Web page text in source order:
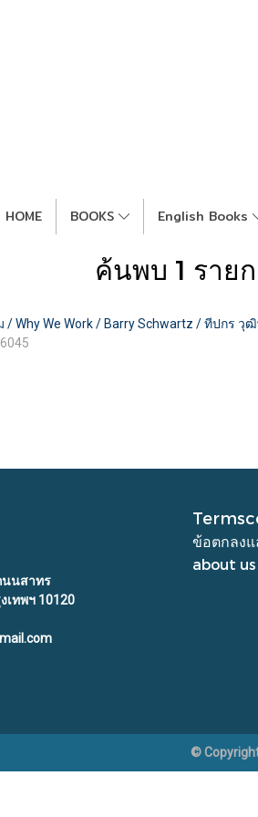
HOME BOOKS English Books
ค้นพบ 1 ราย
/ Why We Work / Barry Schwartz / ทีปกร
นนสาทร
เทพฯ 10120
ข้อตกลงแ
about us
©